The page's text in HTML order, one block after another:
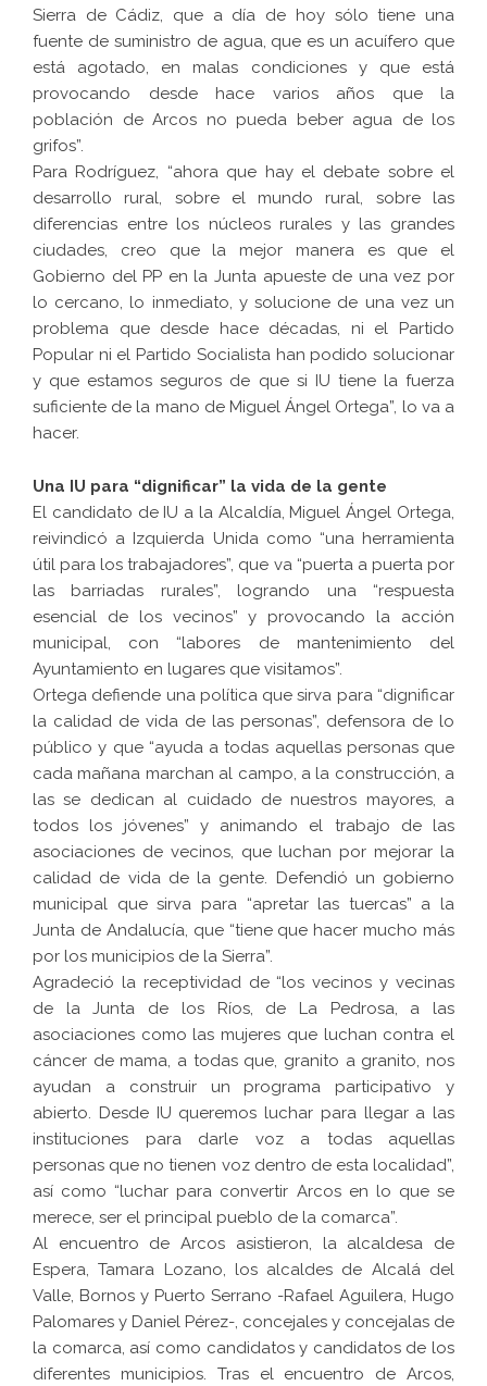
Sierra de Cádiz, que a día de hoy sólo tiene una
fuente de suministro de agua, que es un acuífero que
está agotado, en malas condiciones y que está
provocando desde hace varios años que la
población de Arcos no pueda beber agua de los
grifos”.
Para Rodríguez, “ahora que hay el debate sobre el
desarrollo rural, sobre el mundo rural, sobre las
diferencias entre los núcleos rurales y las grandes
ciudades, creo que la mejor manera es que el
Gobierno del PP en la Junta apueste de una vez por
lo cercano, lo inmediato, y solucione de una vez un
problema que desde hace décadas, ni el Partido
Popular ni el Partido Socialista han podido solucionar
y que estamos seguros de que si IU tiene la fuerza
suficiente de la mano de Miguel Ángel Ortega”, lo va a
hacer.
Una IU para “dignificar” la vida de la gente
El candidato de IU a la Alcaldía, Miguel Ángel Ortega,
reivindicó a Izquierda Unida como “una herramienta
útil para los trabajadores”, que va “puerta a puerta por
las barriadas rurales”, logrando una “respuesta
esencial de los vecinos” y provocando la acción
municipal, con “labores de mantenimiento del
Ayuntamiento en lugares que visitamos”.
Ortega defiende una política que sirva para “dignificar
la calidad de vida de las personas”, defensora de lo
público y que “ayuda a todas aquellas personas que
cada mañana marchan al campo, a la construcción, a
las se dedican al cuidado de nuestros mayores, a
todos los jóvenes” y animando el trabajo de las
asociaciones de vecinos, que luchan por mejorar la
calidad de vida de la gente. Defendió un gobierno
municipal que sirva para “apretar las tuercas” a la
Junta de Andalucía, que “tiene que hacer mucho más
por los municipios de la Sierra”.
Agradeció la receptividad de “los vecinos y vecinas
de la Junta de los Ríos, de La Pedrosa, a las
asociaciones como las mujeres que luchan contra el
cáncer de mama, a todas que, granito a granito, nos
ayudan a construir un programa participativo y
abierto. Desde IU queremos luchar para llegar a las
instituciones para darle voz a todas aquellas
personas que no tienen voz dentro de esta localidad”,
así como “luchar para convertir Arcos en lo que se
merece, ser el principal pueblo de la comarca”.
Al encuentro de Arcos asistieron, la alcaldesa de
Espera, Tamara Lozano, los alcaldes de Alcalá del
Valle, Bornos y Puerto Serrano -Rafael Aguilera, Hugo
Palomares y Daniel Pérez-, concejales y concejalas de
la comarca, así como candidatos y candidatos de los
diferentes municipios. Tras el encuentro de Arcos,